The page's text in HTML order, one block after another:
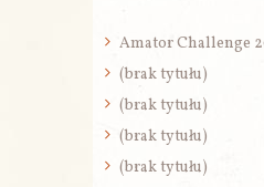
Amator Challenge
(brak tytułu)
(brak tytułu)
(brak tytułu)
(brak tytułu)